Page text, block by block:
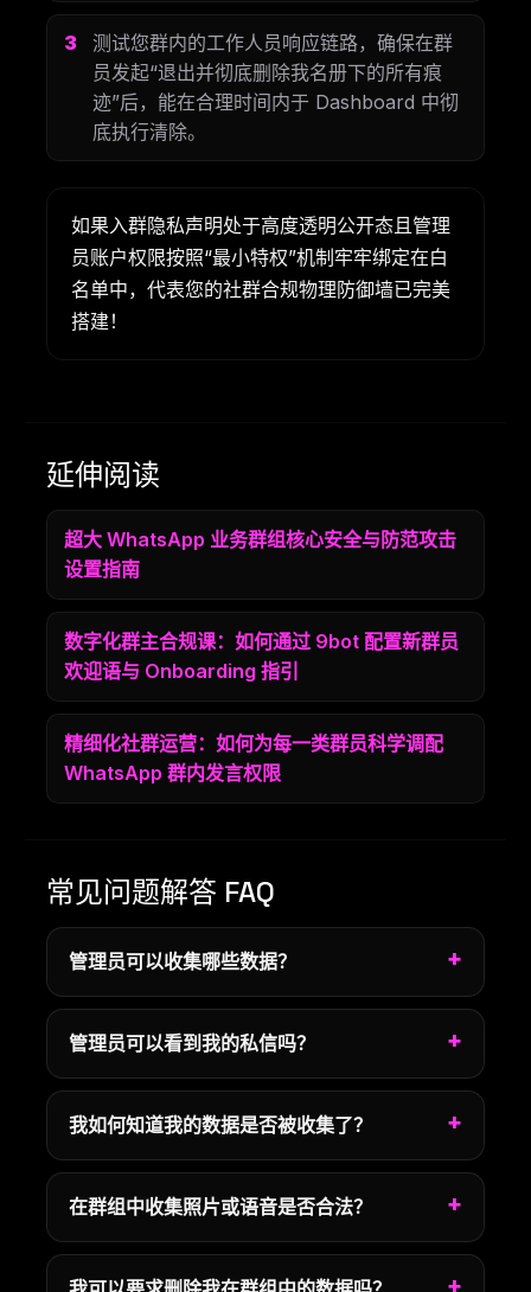
测试您群内的工作人员响应链路，确保在群
员发起“退出并彻底删除我名册下的所有痕
迹”后，能在合理时间内于 Dashboard 中彻
底执行清除。
如果入群隐私声明处于高度透明公开态且管理
员账户权限按照“最小特权”机制牢牢绑定在白
名单中，代表您的社群合规物理防御墙已完美
搭建！
延伸阅读
超大 WhatsApp 业务群组核心安全与防范攻击
设置指南
数字化群主合规课：如何通过 9bot 配置新群员
欢迎语与 Onboarding 指引
精细化社群运营：如何为每一类群员科学调配
WhatsApp 群内发言权限
常见问题解答 FAQ
管理员可以收集哪些数据？
管理员可以看到我的私信吗？
我如何知道我的数据是否被收集了？
在群组中收集照片或语音是否合法？